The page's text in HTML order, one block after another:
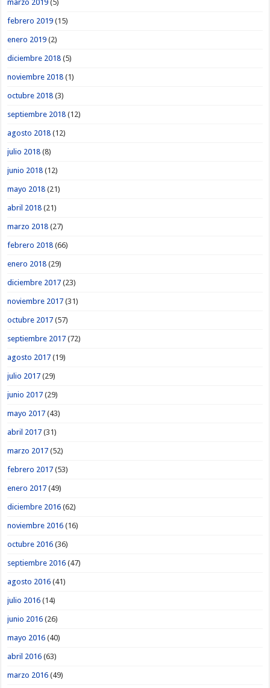
marzo 2019 (5)
febrero 2019 (15)
enero 2019 (2)
diciembre 2018 (5)
noviembre 2018 (1)
octubre 2018 (3)
septiembre 2018 (12)
agosto 2018 (12)
julio 2018 (8)
junio 2018 (12)
mayo 2018 (21)
abril 2018 (21)
marzo 2018 (27)
febrero 2018 (66)
enero 2018 (29)
diciembre 2017 (23)
noviembre 2017 (31)
octubre 2017 (57)
septiembre 2017 (72)
agosto 2017 (19)
julio 2017 (29)
junio 2017 (29)
mayo 2017 (43)
abril 2017 (31)
marzo 2017 (52)
febrero 2017 (53)
enero 2017 (49)
diciembre 2016 (62)
noviembre 2016 (16)
octubre 2016 (36)
septiembre 2016 (47)
agosto 2016 (41)
julio 2016 (14)
junio 2016 (26)
mayo 2016 (40)
abril 2016 (63)
marzo 2016 (49)